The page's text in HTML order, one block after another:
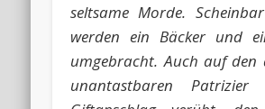
seltsame Morde.
werden ein Bäcker und
umgebracht. Auch auf den
unantastbaren